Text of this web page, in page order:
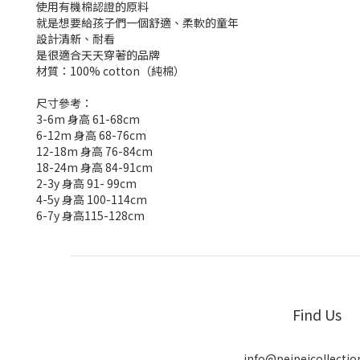
使用有機棉認證的原料
就是想要給孩子們一個舒適、柔軟的童年
設計清新、耐看
是很適合天天穿著的品牌
材質：100% cotton（純棉）
尺寸參考：
3-6m 身高 61-68cm
6-12m 身高 68-76cm
12-18m 身高 76-84cm
18-24m 身高 84-91cm
2-3y 身高 91- 99cm
4-5y 身高 100-114cm
6-7y 身高115-128cm
Find Us